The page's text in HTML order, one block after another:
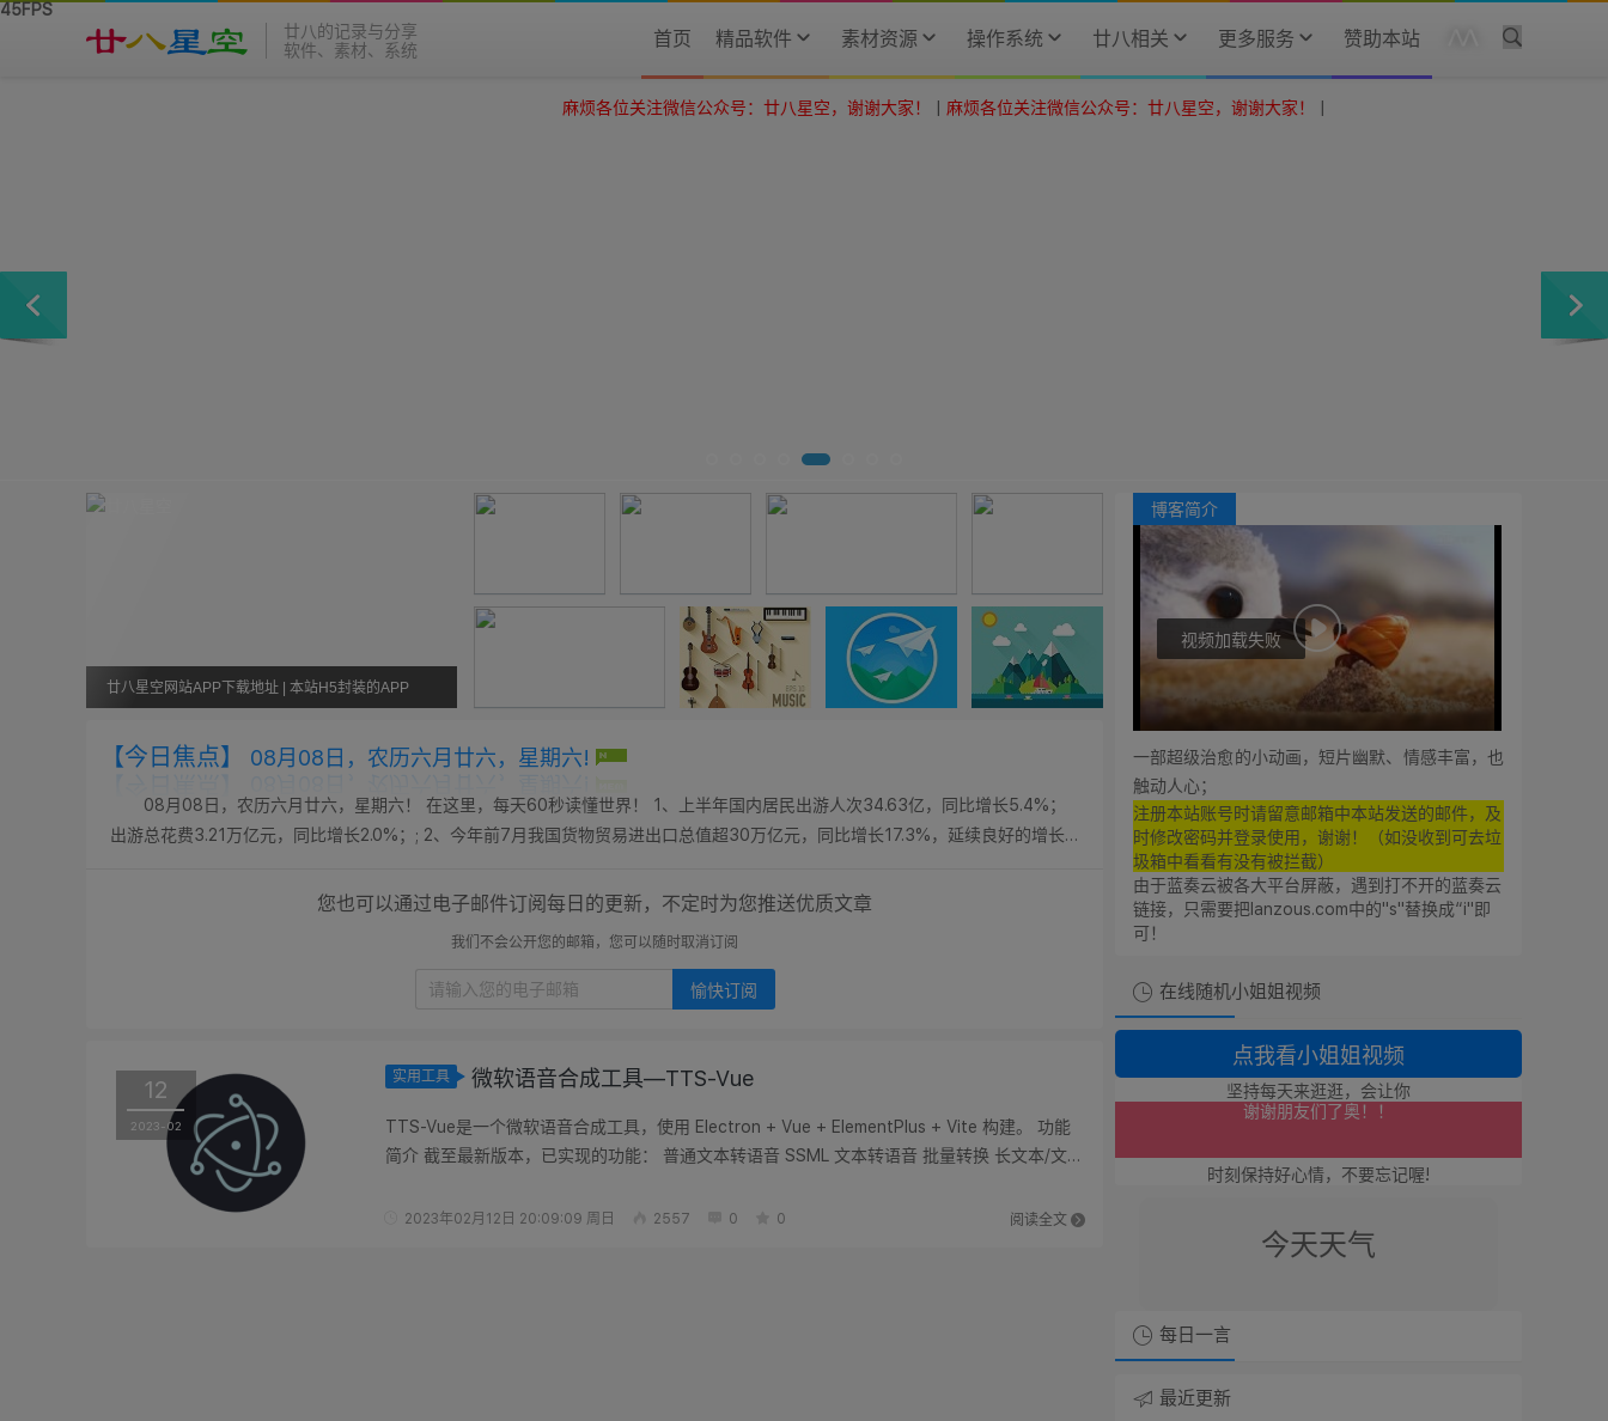
廿八的记录与分享
软件、素材、系统
首页 精品软件 素材资源 操作系统 廿八相关 更多服务 赞助本站
麻烦各位关注微信公众号：廿八星空，谢谢大家！| 麻烦各位关注微信公众号：廿八星空，谢谢大家！|
廿八星空网站APP下载地址 | 本站H5封装的APP
【今日焦点】 08月08日，农历六月廿六，星期六!
08月08日，农历六月廿六，星期六！ 在这里，每天60秒读懂世界！ 1、上半年国内居民出游人次34.63亿，同比增长5.4%；
出游总花费3.21万亿元，同比增长2.0%；; 2、今年前7月我国货物贸易进出口总值超30万亿元，同比增长17.3%，延续良好的增长
您也可以通过电子邮件订阅每日的更新，不定时为您推送优质文章
我们不会公开您的邮箱，您可以随时取消订阅
12
2023-02
实用工具 微软语音合成工具—TTS-Vue
TTS-Vue是一个微软语音合成工具，使用 Electron + Vue + ElementPlus + Vite 构建。 功能
简介 截至最新版本，已实现的功能： 普通文本转语音 SSML 文本转语音 批量转换 长文本/文件
阅读全文
2023年02月12日 20:09:09 周日 2557 0 0
博客简介
0:00 0:00
视频加载失败
一部超级治愈的小动画，短片幽默、情感丰富，也
触动人心；
注册本站账号时请留意邮箱中本站发送的邮件，及
时修改密码并登录使用，谢谢！（如没收到可去垃
圾箱中看看有没有被拦截）
由于蓝奏云被各大平台屏蔽，遇到打不开的蓝奏云
链接，只需要把lanzous.com中的"s"替换成“i"即
可！
在线随机小姐姐视频
点我看小姐姐视频
坚持每天来逛逛，会让你
想支持廿八星空的朋友！
可以点击本站的广告奥！
没事点击一下本站广告！
点击点击本站广告支持廿八星空！
谢谢朋友们了奥！！
时刻保持好心情，不要忘记喔!
今天天气
每日一言
最近更新